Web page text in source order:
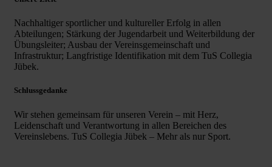
Nachhaltiger sportlicher und kultureller Erfolg in allen
Abteilungen; Stärkung der Jugendarbeit und Weiterbildung der
Übungsleiter; Ausbau der Vereinsgemeinschaft und
Infrastruktur; Langfristige Identifikation mit dem TuS Collegia
Jübek.
Schlussgedanke
Wir stehen gemeinsam für unseren Verein – mit Herz,
Leidenschaft und Verantwortung in allen Bereichen des
Vereinslebens. TuS Collegia Jübek – Mehr als nur Sport.